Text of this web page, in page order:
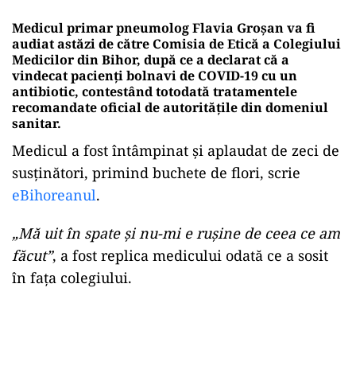
Medicul primar pneumolog Flavia Groşan va fi
audiat astăzi de către Comisia de Etică a Colegiului
Medicilor din Bihor, după ce a declarat că a
vindecat pacienți bolnavi de COVID-19 cu un
antibiotic, contestând totodată tratamentele
recomandate oficial de autoritățile din domeniul
sanitar.
Medicul a fost întâmpinat și aplaudat de zeci de
susținători, primind buchete de flori, scrie
eBihoreanul.
„Mă uit în spate şi nu-mi e ruşine de ceea ce am
făcut”, a fost replica medicului odată ce a sosit
în fața colegiului.